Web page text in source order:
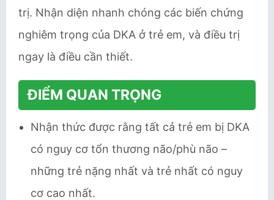
trị. Nhận diện nhanh chóng các biến chứng
nghiêm trọng của DKA ở trẻ em, và điều trị
ngay là điều cần thiết.
ĐIỂM QUAN TRỌNG
Nhận thức được rằng tất cả trẻ em bị DKA
có nguy cơ tổn thương não/phù não –
những trẻ nặng nhất và trẻ nhất có nguy
cơ cao nhất.